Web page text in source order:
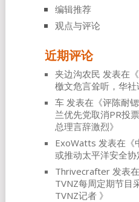
编辑推荐
观点与评论
近期评论
夹边沟农民 发表在《
檄文危言耸听，华
车发表在《评陈耐
兰优先党取消PR投
总理言辞激烈》
ExoWatts 发表在《
或推动太平洋安全
Thrivecrafter发表
TVNZ每周定期节目
TVNZ记者 》